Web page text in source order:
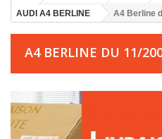
AUDI A4 BERLINE
A4 Berline
A4 BERLINE DU 11/